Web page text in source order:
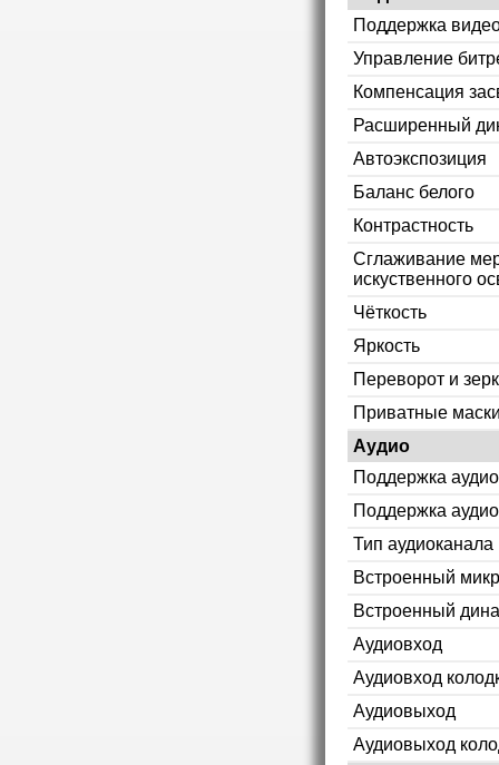
Поддержка
Управление
Компенсация
Расширенный
Автоэкспозиция
Баланс белого
Контрастность
Сглаживание
искуственного
Чёткость
Яркость
Переворот и
Приватные
Аудио
Поддержка аудио
Поддержка
Тип аудиоканала
Встроенный
Встроенный
Аудиовход
Аудиовход
Аудиовыход
Аудиовыход